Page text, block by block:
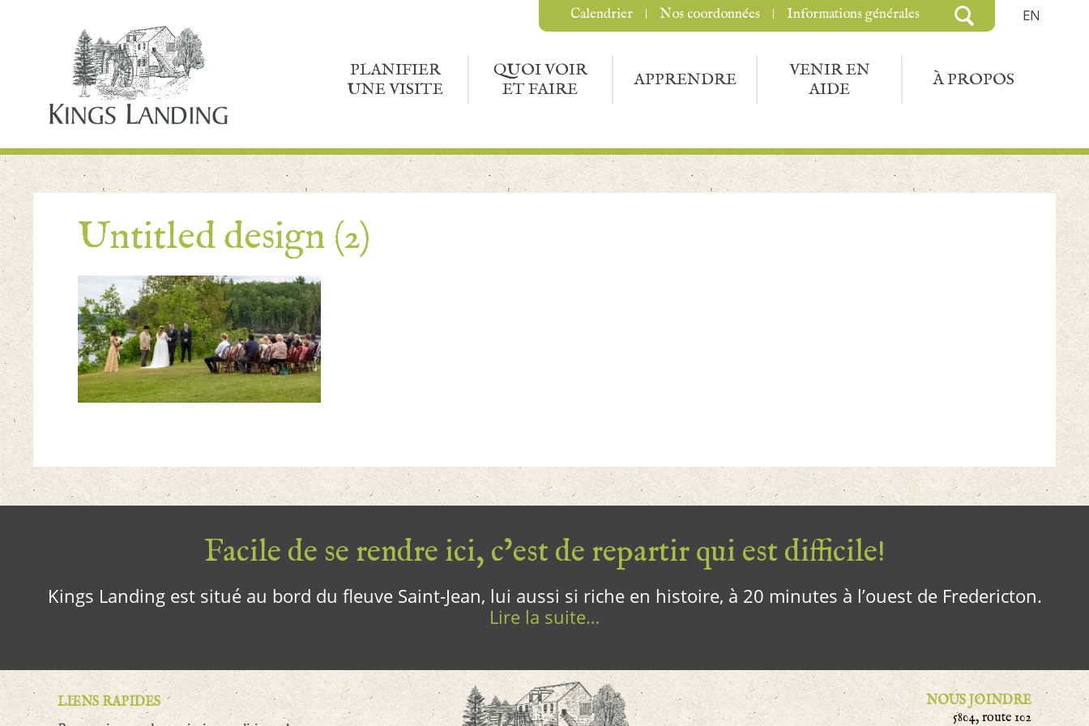
EN
PLANIFIER
UNE VISITE
QUOI VOIR
ET FAIRE
APPRENDRE
VENIR EN
AIDE
À PROPOS
Calendrier Nos coordonnées Informations générales
Untitled design (2)
Facile de se rendre ici, c’est de repartir qui est difficile!
Kings Landing est situé au bord du fleuve Saint-Jean, lui aussi si riche en histoire, à 20 minutes à l’ouest de Fredericton.
Lire la suite…
LIENS RAPIDES
NOUS JOINDRE
5804, route 102